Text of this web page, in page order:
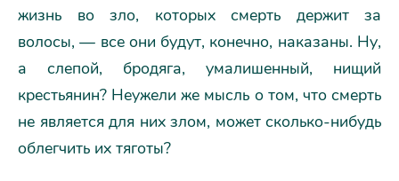
жизнь во зло, которых смерть держит за
волосы, — все они будут, конечно, наказаны. Ну,
а слепой, бродяга, умалишенный, нищий
крестьянин? Неужели же мысль о том, что смерть
не является для них злом, может сколько-нибудь
облегчить их тяготы?